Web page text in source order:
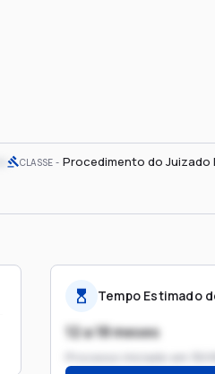
CLASSE Procedimento do Juizado
Tempo Estimado
12 a 18 meses
Processo iniciado em